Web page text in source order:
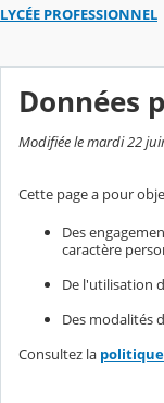
LYCÉE PROFESSIONNEL
Données
Modifiée le mardi 22
Cette page a pour
Des
caractère
De l'utilisation
Des modalités
Consultez la